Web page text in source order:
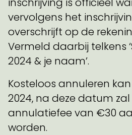
vervolgens het
overschrijft op de
Vermeld daarbij telkens
2024 & je naam’.
Kosteloos annuleren
2024, na deze datum zal
annulatiefee van €30
worden.